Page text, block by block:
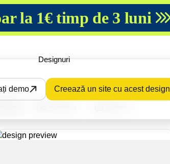
la 1€ timp de 3 luni
Designuri
demo Creează un site cu acest design